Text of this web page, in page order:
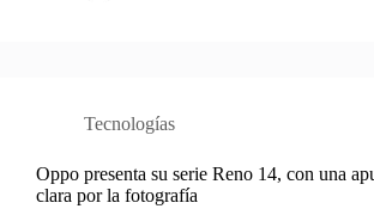
Tecnologías
Oppo presenta su serie Reno 14, con una
clara por la fotografía